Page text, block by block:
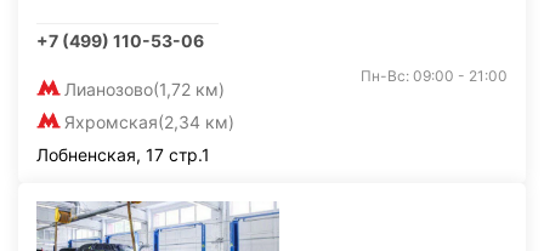
+7 (499) 110-53-06
Лианозово(1,72 км)
Яхромская(2,34 км)
Пн-Вс: 09:00 - 21:00
Лобненская, 17 стр.1